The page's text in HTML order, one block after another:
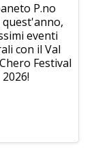
P.no
quest'anno,
eventi
con il Val
Festival
2026!